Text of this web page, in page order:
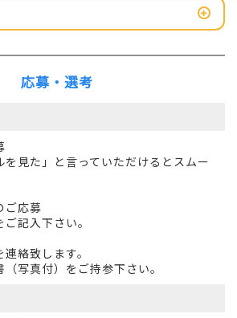
応募・選考
を見た」と言っていただけるとスムー
ご応募
記入下さい。
絡致します。
写真付）をご持参下さい。